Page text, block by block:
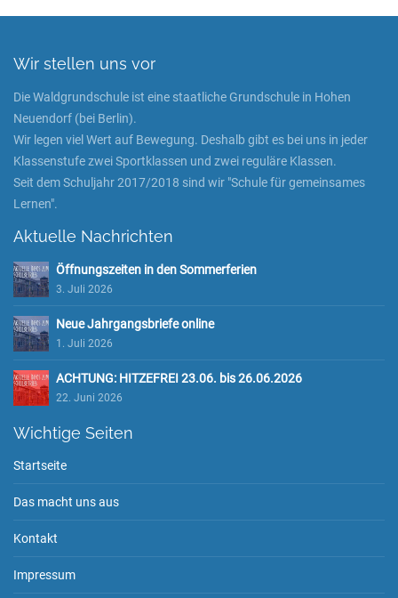
Wir stellen uns vor
Die Waldgrundschule ist eine staatliche Grundschule in Hohen
Neuendorf (bei Berlin).
Wir legen viel Wert auf Bewegung. Deshalb gibt es bei uns in jeder
Klassenstufe zwei Sportklassen und zwei reguläre Klassen.
Seit dem Schuljahr 2017/2018 sind wir "Schule für gemeinsames
Lernen".
Aktuelle Nachrichten
Öffnungszeiten in den Sommerferien
3. Juli 2026
Neue Jahrgangsbriefe online
1. Juli 2026
ACHTUNG: HITZEFREI 23.06. bis 26.06.2026
22. Juni 2026
Wichtige Seiten
Startseite
Das macht uns aus
Kontakt
Impressum